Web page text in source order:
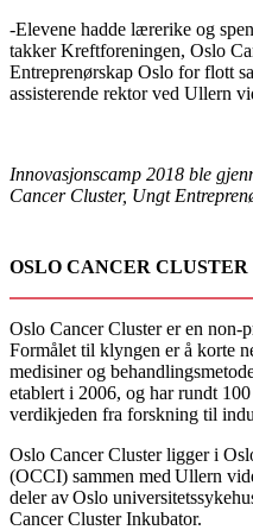
-Elevene hadde lærerike og
takker Kreftforeningen, Oslo
Entreprenørskap Oslo for flott
assisterende rektor ved Ullern
Innovasjonscamp 2018 ble
Cancer Cluster, Ungt
OSLO CANCER CLUSTER
Oslo Cancer Cluster er en
Formålet til klyngen er å korte
medisiner og
etablert i 2006, og har rundt
verdikjeden fra forskning til
Oslo Cancer Cluster ligger i
(OCCI) sammen med Ullern
deler av Oslo
Cancer Cluster Inkubator.